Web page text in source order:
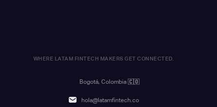
WHERE LATAM FINTECH MAKERS GET CONNECTED.
Bogotá, Colombia 🇨🇴
hola@latamfintech.co